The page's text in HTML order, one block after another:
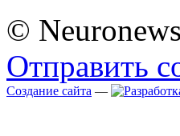
©
Отправить
Создание сайта —